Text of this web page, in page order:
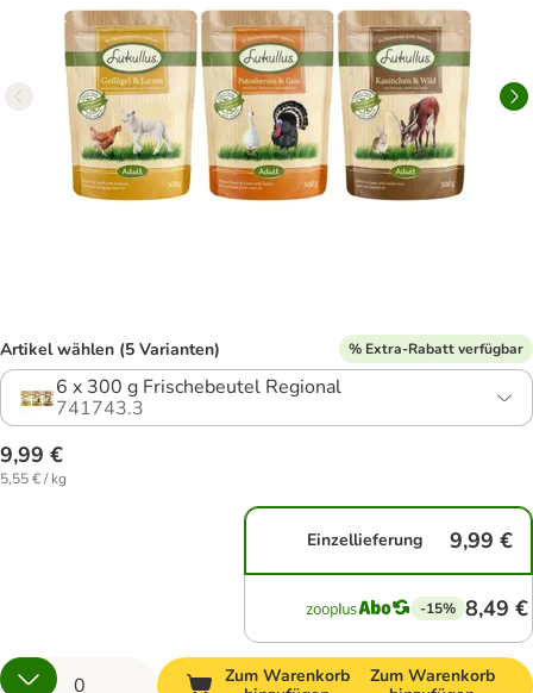
Artikel wählen (5 Varianten) % Extra-Rabatt verfügbar
6 x 300 g Frischebeutel Regional
741743.3
9,99 €
5,55 € / kg
Einzellieferung 9,99 €
-15% 8,49 €
Zum Warenkorb
Zum Warenkorb